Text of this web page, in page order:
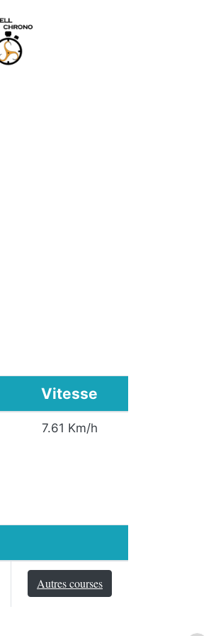
Vitesse
7.61 Km/h
Autres courses